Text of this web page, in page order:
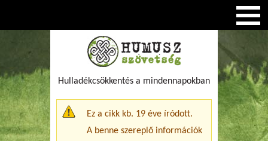
Hulladékcsökkentés a mindennapokban
Figyelmeztető üzenet
Ez a cikk kb. 19 éve íródott.
A benne szereplő információk